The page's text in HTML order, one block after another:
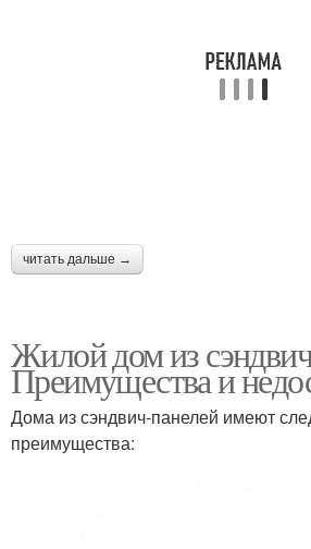
читать дальше →
Жилой дом из
Преимущества и
Дома из сэндвич-панелей имеют
преимущества: